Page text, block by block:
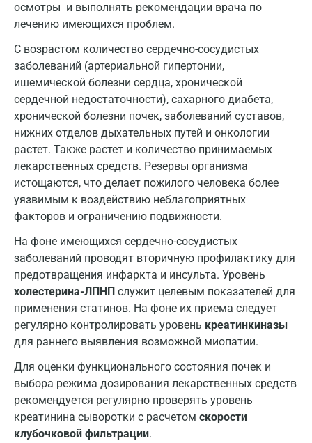
осмотры и выполнять рекомендации врача по
лечению имеющихся проблем.
С возрастом количество сердечно-сосудистых
заболеваний (артериальной гипертонии,
ишемической болезни сердца, хронической
сердечной недостаточности), сахарного диабета,
хронической болезни почек, заболеваний суставов,
нижних отделов дыхательных путей и онкологии
растет. Также растет и количество принимаемых
лекарственных средств. Резервы организма
истощаются, что делает пожилого человека более
уязвимым к воздействию неблагоприятных
факторов и ограничению подвижности.
На фоне имеющихся сердечно-сосудистых
заболеваний проводят вторичную профилактику для
предотвращения инфаркта и инсульта. Уровень
холестерина-ЛПНП служит целевым показателей для
применения статинов. На фоне их приема следует
регулярно контролировать уровень креатинкиназы
для раннего выявления возможной миопатии.
Для оценки функционального состояния почек и
выбора режима дозирования лекарственных средств
рекомендуется регулярно проверять уровень
креатинина сыворотки с расчетом скорости
клубочковой фильтрации.
Екатеринбург
Звенигород
Зеленоград
Иваново
Ивантеевка
Ижевск
Истра
Калининград
Калуга
Кемерово
Ковров
Коломна
Королев
Кострома